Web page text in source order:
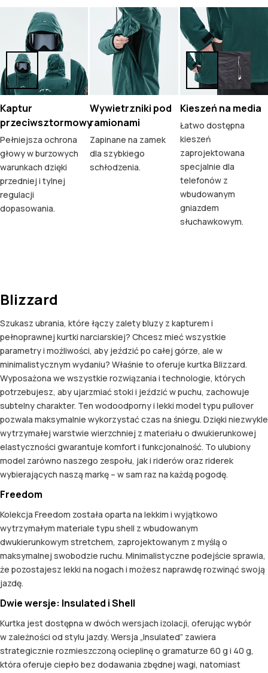
Kaptur
przeciwsztormowy
Pełniejsza ochrona
głowy w burzowych
warunkach dzięki
przedniej i tylnej
regulacji
dopasowania.
Wywietrzniki pod
ramionami
Zapinane na zamek
dla szybkiego
schłodzenia.
Kieszeń na media
Łatwo dostępna
kieszeń
zaprojektowana
specjalnie dla
telefonów z
wbudowanym
gniazdem
słuchawkowym.
Blizzard
Szukasz ubrania, które łączy zalety bluzy z kapturem i
pełnoprawnej kurtki narciarskiej? Chcesz mieć wszystkie
parametry i możliwości, aby jeździć po całej górze, ale w
minimalistycznym wydaniu? Właśnie to oferuje kurtka Blizzard.
Wyposażona we wszystkie rozwiązania i technologie, których
potrzebujesz, aby ujarzmiać stoki i jeździć w puchu, zachowuje
subtelny charakter. Ten wodoodporny i lekki model typu pullover
pozwala maksymalnie wykorzystać czas na śniegu. Dzięki niezwykle
wytrzymałej warstwie wierzchniej z materiału o dwukierunkowej
elastyczności gwarantuje komfort i funkcjonalność. To ulubiony
model zarówno naszego zespołu, jak i riderów oraz riderek
wybierających naszą markę – w sam raz na każdą pogodę.
Freedom
Kolekcja Freedom została oparta na lekkim i wyjątkowo
wytrzymałym materiale typu shell z wbudowanym
dwukierunkowym stretchem, zaprojektowanym z myślą o
maksymalnej swobodzie ruchu. Minimalistyczne podejście sprawia,
że pozostajesz lekki na nogach i możesz naprawdę rozwinąć swoją
jazdę.
Dwie wersje: Insulated i Shell
Kurtka jest dostępna w dwóch wersjach izolacji, oferując wybór
w zależności od stylu jazdy. Wersja „Insulated” zawiera
strategicznie rozmieszczoną ocieplinę o gramaturze 60 g i 40 g,
która oferuje ciepło bez dodawania zbędnej wagi, natomiast